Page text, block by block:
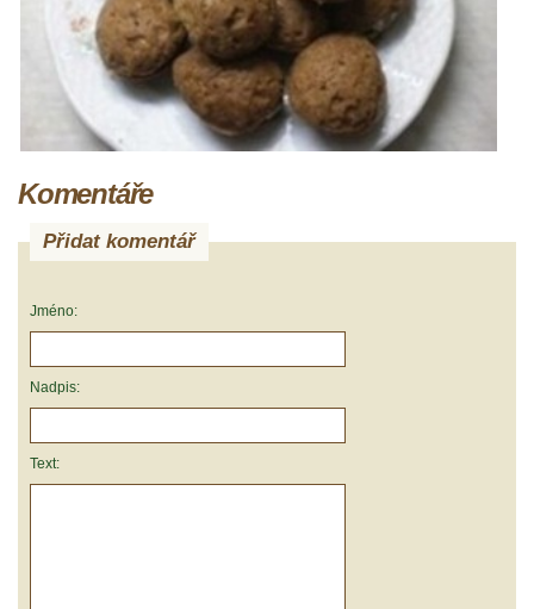
Komentáře
Přidat komentář
Jméno:
Nadpis:
Text: